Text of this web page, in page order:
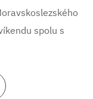
spolu s